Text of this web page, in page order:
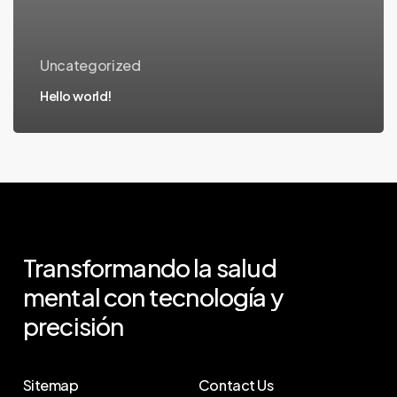
Uncategorized
Hello world!
Transformandola salud
mentalcontecnologíay
precisión
Sitemap Contact Us